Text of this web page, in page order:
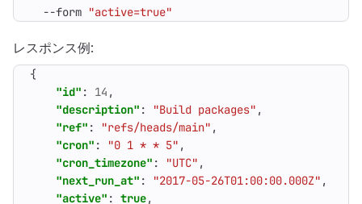
  --form
"active=true"
レスポンス例:
{
"id" : 14 ,
"description" : "Build packages" ,
"ref" : "refs/heads/main" ,
"cron" : "0 1 * * 5" ,
"cron_timezone" : "UTC" ,
"next_run_at" : "2017-05-26T01:00:00.000Z" ,
"active" : true,